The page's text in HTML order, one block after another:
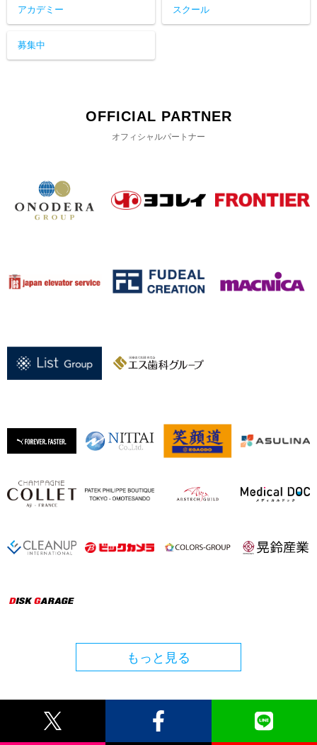
アカデミー スクール
募集中
OFFICIAL PARTNER
オフィシャルパートナー
もっと見る